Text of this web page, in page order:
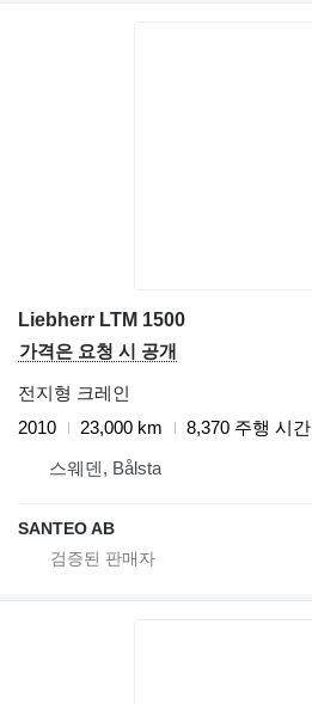
Liebherr LTM 1500
가격은 요청 시 공개
전지형 크레인
2010
23,000 km
8,370 주행 시간
스웨덴, Bålsta
SANTEO AB